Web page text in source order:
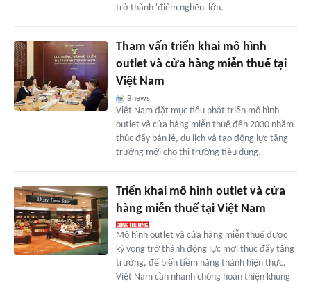
trở thành 'điểm nghẽn' lớn.
Tham vấn triển khai mô hình
outlet và cửa hàng miễn thuế tại
Việt Nam
Bnews
Việt Nam đặt mục tiêu phát triển mô hình
outlet và cửa hàng miễn thuế đến 2030 nhằm
thúc đẩy bán lẻ, du lịch và tạo động lực tăng
trưởng mới cho thị trường tiêu dùng.
Triển khai mô hình outlet và cửa
hàng miễn thuế tại Việt Nam
Mô hình outlet và cửa hàng miễn thuế được
kỳ vọng trở thành động lực mới thúc đẩy tăng
trưởng, để biến tiềm năng thành hiện thực,
Việt Nam cần nhanh chóng hoàn thiện khung